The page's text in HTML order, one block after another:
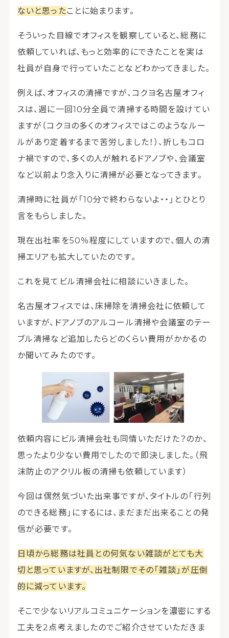
ないと思ったことに始まります。
そういった目線でオフィスを観察していると、総務に
依頼していれば、もっと効率的にできたことを実は
社員が自身で行っていたことなどわかってきました。
例えば、オフィスの清掃ですが、コクヨ名古屋オフィ
スは、週に一回10分全員で清掃する時間を設けてい
ますが（コクヨの多くのオフィスではこのようなルー
ルがあり定着するまで苦労しました！）、折しもコロ
ナ禍ですので、多くの人が触れるドアノブや、会議室
など以前より念入りに清掃が必要となってきます。
清掃時に社員が「10分で終わらないよ・・」とひとり
言をもらしました。
現在出社率を50％程度にしていますので、個人の清
掃エリアも拡大していたのです。
これを見てビル清掃会社に相談にいきました。
名古屋オフィスでは、床掃除を清掃会社に依頼して
いますが、ドアノブのアルコール清掃や会議室のテー
ブル清掃など追加したらどのくらい費用がかかるの
か聞いてみたのです。
依頼内容にビル清掃会社も同情いただけた？のか、
思ったより少ない費用でしたので即決しました。（飛
沫防止のアクリル板の清掃も依頼しています）
今回は偶然気づいた出来事ですが、タイトルの「行列
のできる総務」にするには、まだまだ出来ることの発
信が必要です。
日頃から総務は社員との何気ない雑談がとても大
切と思っていますが、出社制限でその「雑談」が圧倒
的に減っています。
そこで少ないリアルコミュニケーションを濃密にする
工夫を2点考えましたのでご紹介させていただきま